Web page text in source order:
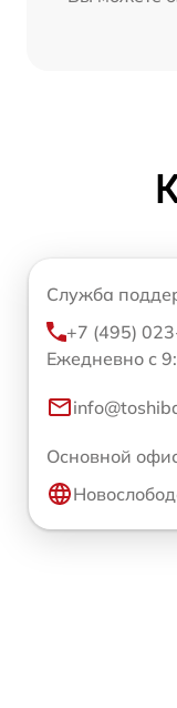
Служба
+7 (495)
Ежедневно с
Основной